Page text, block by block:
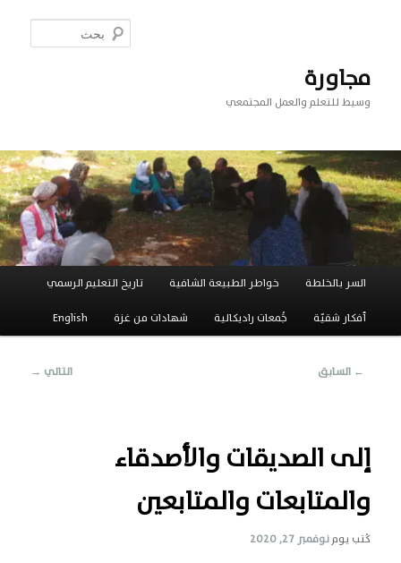
مجاورة
وسيط للتعلم والعمل المجتمعي
السر بالخلطة خواطر الطبيعة الشافية تاريخ التعليم الرسمي
أفكار شقيّة جَُمعات راديكالية شهادات من غزة English
تصفّح
← السابق التالي →
إلى الصديقات والأصدقاء
والمتابعات والمتابعين
كُتب يومنوفمبر 27, 2020